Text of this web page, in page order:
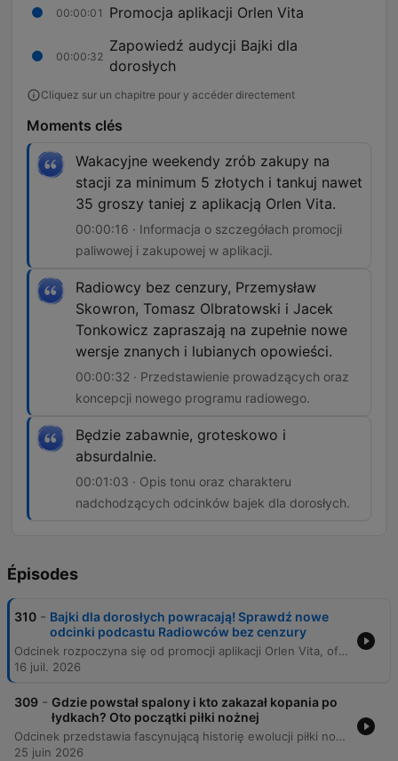
00:00:01 Promocja aplikacji Orlen Vita
00:00:32
Zapowiedź audycji Bajki dla
dorosłych
Cliquez sur un chapitre pour y accéder directement
Moments clés
Wakacyjne weekendy zrób zakupy na
stacji za minimum 5 złotych i tankuj nawet
35 groszy taniej z aplikacją Orlen Vita.
00:00:16 · Informacja o szczegółach promocji
paliwowej i zakupowej w aplikacji.
Radiowcy bez cenzury, Przemysław
Skowron, Tomasz Olbratowski i Jacek
Tonkowicz zapraszają na zupełnie nowe
wersje znanych i lubianych opowieści.
00:00:32 · Przedstawienie prowadzących oraz
koncepcji nowego programu radiowego.
Będzie zabawnie, groteskowo i
absurdalnie.
00:01:03 · Opis tonu oraz charakteru
nadchodzących odcinków bajek dla dorosłych.
Épisodes
310 - Bajki dla dorosłych powracają! Sprawdź nowe
odcinki podcastu Radiowców bez cenzury
Odcinek rozpoczyna się od promocji aplikacji Orlen Vita, oferującej zniżki na paliwo oraz produkty spożywcze podczas wakacyjnych weekendów. Następnie następuje zapowiedź nowego sezonu audycji „Bajki dla dorosłych” prowadzonej przez Przemysława Skowrona, Tomasza Olbratowskiego i Jacka Tonkowicza. Program, osadzony w klimacie Podkarpacia, prezentuje nowe, groteskowe i absurdalne wersje znanych opowieści, które będą dostępne na platformach RMF ON oraz w innych serwisach podcastowych.
16 juil. 2026
309 - Gdzie powstał spalony i kto zakazał kopania po
łydkach? Oto początki piłki nożnej
Odcinek przedstawia fascynującą historię ewolucji piłki nożnej, od starożytnych gier chińskich, greckich i rzymskich, aż po angielski mob football. Autor opisuje proces ujednolicania przepisów w XIX wieku przez Ebenezera Cobbirly'ego oraz powstanie Football Association. Program przybliża również historię kluczowych przepisów, takich jak wymiary boiska, wprowadzenie rzutu karnego, ewolucję roli bramkarza oraz ustalenie liczby zawodników. Przedstawiono, jak dawne zasady, często wynikające z tradycji lub przypadku, przekształciły się w ustandaryzowany sport, który znamy dzisiaj.
25 juin 2026